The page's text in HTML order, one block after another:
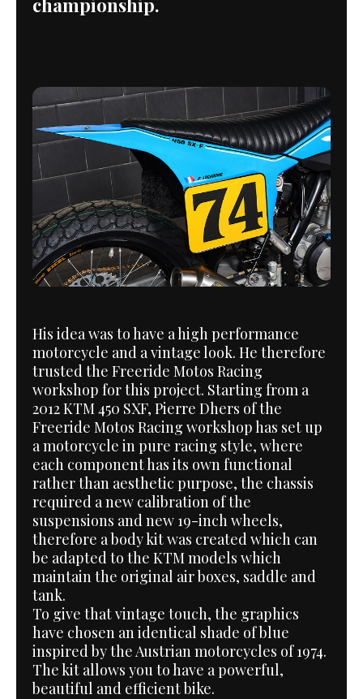
championship.
His idea was to have a high performance
motorcycle and a vintage look. He therefore
trusted the Freeride Motos Racing
workshop for this project. Starting from a
2012 KTM 450 SXF, Pierre Dhers of the
Freeride Motos Racing workshop has set up
a motorcycle in pure racing style, where
each component has its own functional
rather than aesthetic purpose, the chassis
required a new calibration of the
suspensions and new 19-inch wheels,
therefore a body kit was created which can
be adapted to the KTM models which
maintain the original air boxes, saddle and
tank.
To give that vintage touch, the graphics
have chosen an identical shade of blue
inspired by the Austrian motorcycles of 1974.
The kit allows you to have a powerful,
beautiful and efficient bike.